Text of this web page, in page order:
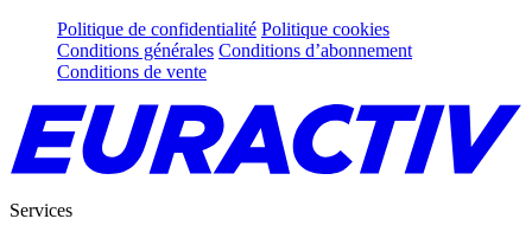
Politique de confidentialité Politique cookies
Conditions générales Conditions d’abonnement
Conditions de vente
Services